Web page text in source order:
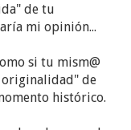
de tu
mi opinión...
si tu mism@
originalidad" de
histórico.